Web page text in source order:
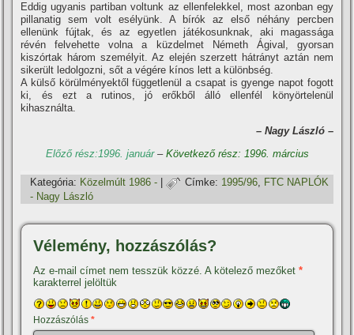
Eddig ugyanis partiban voltunk az ellenfelekkel, most azonban egy
pillanatig sem volt esélyünk. A bí­rók az első néhány percben
ellenünk fújtak, és az egyetlen játékosunknak, aki magassága
révén felvehette volna a küzdelmet Németh Ágival, gyorsan
kiszórtak három személyit. Az elején szerzett hátrányt aztán nem
sikerült ledolgozni, sőt a végére kí­nos lett a különbség.
A külső körülményektől függetlenül a csapat is gyenge napot fogott
ki, és ezt a rutinos, jó erőkből álló ellenfél könyörtelenül
kihasználta.
– Nagy László –
Előző rész:1996. január– Következő rész: 1996. március
Kategória: Közelmúlt 1986 - | Címke: 1995/96, FTC NAPLÓK
- Nagy László
Vélemény, hozzászólás?
Az e-mail címet nem tesszük közzé. A kötelező mezőket*
karakterrel jelöltük
Hozzászólás*